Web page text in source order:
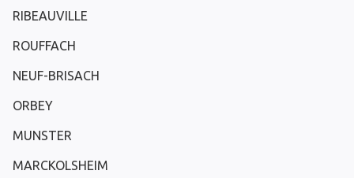
RIBEAUVILLE
ROUFFACH
NEUF-BRISACH
ORBEY
MUNSTER
MARCKOLSHEIM